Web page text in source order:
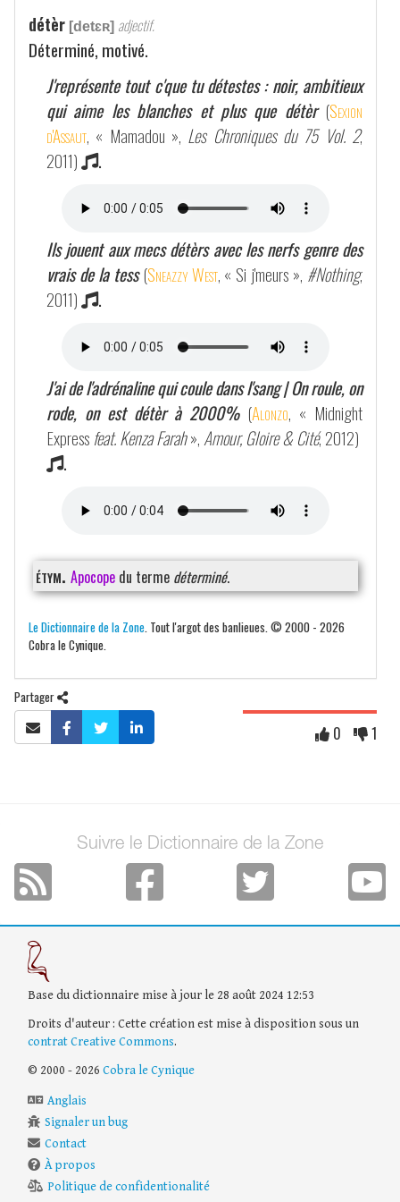
détèr [detɛʀ] adjectif.
Déterminé, motivé.
J'représente tout c'que tu détestes : noir, ambitieux
qui aime les blanches et plus que détèr (Sexion
d'Assaut, « Mamadou », Les Chroniques du 75 Vol. 2,
2011)
.
Ils jouent aux mecs détèrs avec les nerfs genre des
vrais de la tess (Sneazzy West, « Si j'meurs », #Nothing,
2011)
.
J'ai de l'adrénaline qui coule dans l'sang | On roule, on
rode, on est détèr à 2000% (Alonzo, « Midnight
Express feat. Kenza Farah»,Amour, Gloire & Cité, 2012)
.
étym. Apocope du terme déterminé.
Le Dictionnaire de la Zone . Tout l'argot des banlieues. © 2000 - 2026
Cobra le Cynique.
Partager
0 1
Suivre le Dictionnaire de la Zone
Base du dictionnaire mise à jour le 28 août 2024 12:53
Droits d'auteur : Cette création est mise à disposition sous un
contrat Creative Commons.
© 2000 - 2026 Cobra le Cynique
Anglais
Signaler un bug
Contact
À propos
Politique de confidentionalité